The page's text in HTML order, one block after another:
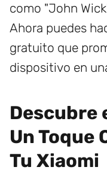
como "John
Ahora puedes
gratuito que
dispositivo en
Descubre
Un Toque
Tu Xiaomi